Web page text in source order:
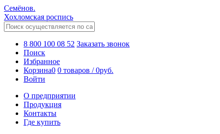
Семёнов.
Хохломская роспись
8 800 100 08 52 Заказать звонок
Поиск
Избранное
Корзина0 0 товаров /0руб.
Войти
О предприятии
Продукция
Контакты
Где купить